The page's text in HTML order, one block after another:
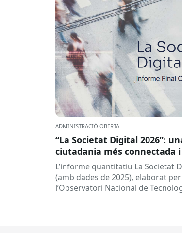
ADMINISTRACIÓ OBERTA
“La Societat Digital 2026”:
ciutadania més connectada
la intel·ligència artificial
L’informe quantitatiu La Societat
(amb dades de 2025), elaborat per
l’Observatori Nacional de